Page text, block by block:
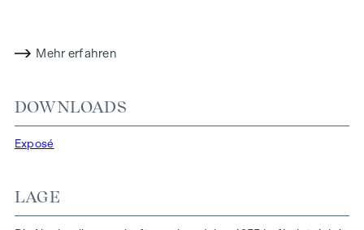
- das Badezimmer mit Walk-In-Dusche, Waschbecken und
- das separate WC mit Handwaschbecken
- der Abstellraum
Generalsanierung unterzogen.
Mehr erfahren
DOWNLOADS
Exposé
LAGE